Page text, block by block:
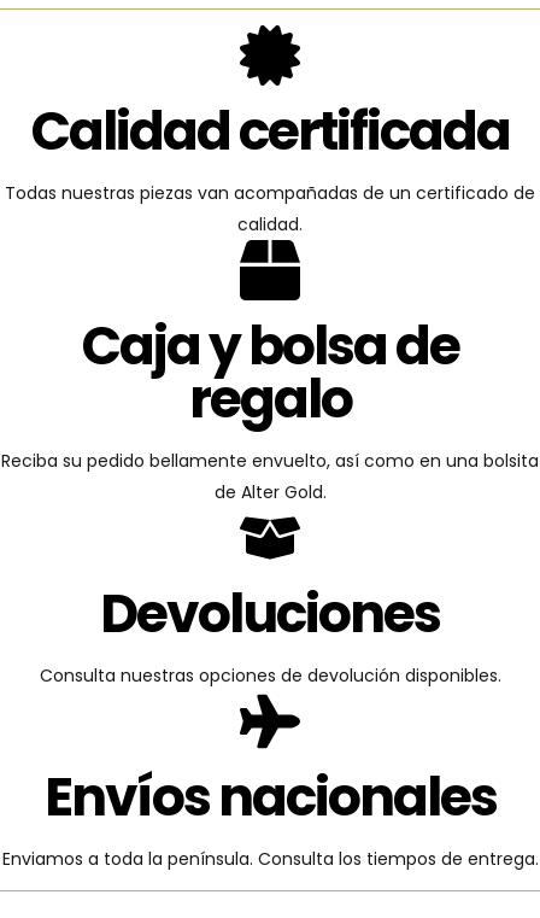
Calidad certificada
Todas nuestras piezas van acompañadas de un certificado de
calidad.
Caja y bolsa de
regalo
Reciba su pedido bellamente envuelto, así como en una bolsita
de Alter Gold.
Devoluciones
Consulta nuestras opciones de devolución disponibles.
Envíos nacionales
Enviamos a toda la península. Consulta los tiempos de entrega.